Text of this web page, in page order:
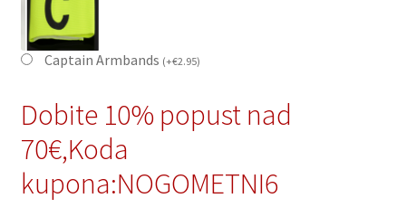
Captain Armbands (+€2.95)
Dobite 10% popust nad
70€,Koda
kupona:NOGOMETNI6